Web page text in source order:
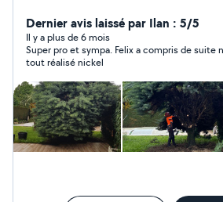
d'entretien et pose de terrasse ou
Dernier avis laissé par Ilan : 5/5
Il y a plus de 6 mois
Super pro et sympa. Felix a compris de suite
tout réalisé nickel